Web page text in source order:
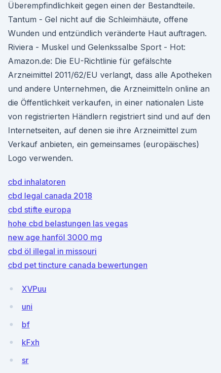
Überempfindlichkeit gegen einen der Bestandteile.
Tantum - Gel nicht auf die Schleimhäute, offene
Wunden und entzündlich veränderte Haut auftragen.
Riviera - Muskel und Gelenkssalbe Sport - Hot:
Amazon.de: Die EU-Richtlinie für gefälschte
Arzneimittel 2011/62/EU verlangt, dass alle Apotheken
und andere Unternehmen, die Arzneimitteln online an
die Öffentlichkeit verkaufen, in einer nationalen Liste
von registrierten Händlern registriert sind und auf den
Internetseiten, auf denen sie ihre Arzneimittel zum
Verkauf anbieten, ein gemeinsames (europäisches)
Logo verwenden.
cbd inhalatoren
cbd legal canada 2018
cbd stifte europa
hohe cbd belastungen las vegas
new age hanföl 3000 mg
cbd öl illegal in missouri
cbd pet tincture canada bewertungen
XVPuu
uni
bf
kFxh
sr